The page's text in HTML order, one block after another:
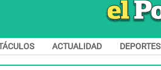
ACTUALIDAD DEPORTES